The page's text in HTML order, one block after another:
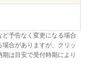
予告なく変更になる場合
合がありますが、クリッ
は目安で受付時期により